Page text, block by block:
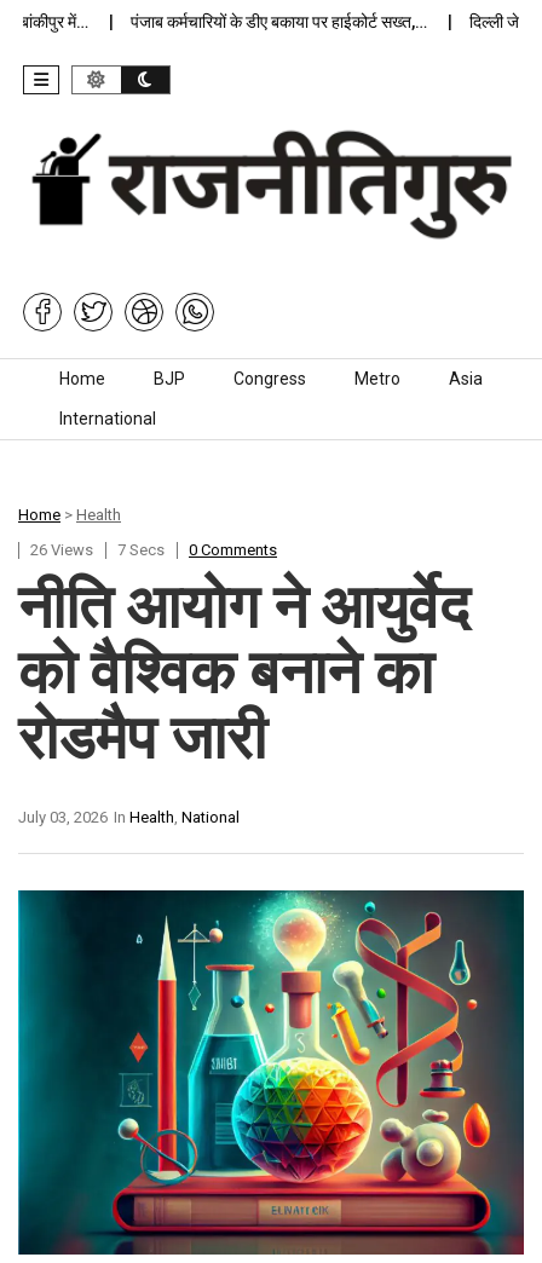
में… पंजाब कर्मचारियों के डीए बकाया पर हाईकोर्ट सख्त,… दिल्ली जेलों में
Skip to content
Home BJP Congress Metro Asia
International
Home > Health
26 Views
7 Secs 0 Comments
नीति आयोग ने आयुर्वेद
को वैश्विक बनाने का
रोडमैप जारी
In Health National
July 03, 2026